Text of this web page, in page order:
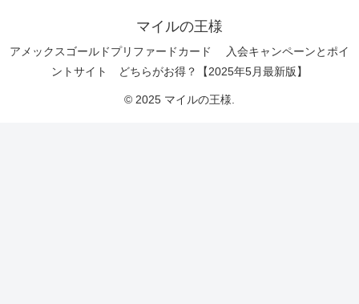
マイルの王様
アメックスゴールドプリファードカード 入会キャンペーンとポイ
ントサイト どちらがお得？【2025年5月最新版】
© 2025 マイルの王様.